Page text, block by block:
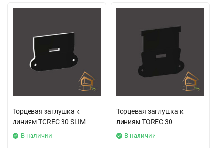
Торцевая заглушка к
линиям TOREC 30 SLIM
В наличии
Торцевая заглушка к
линиям TOREC 30
В наличии